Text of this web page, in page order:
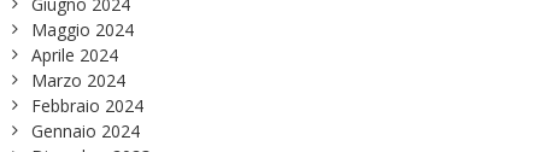
Maggio 2024
Aprile 2024
Marzo 2024
Febbraio 2024
Gennaio 2024